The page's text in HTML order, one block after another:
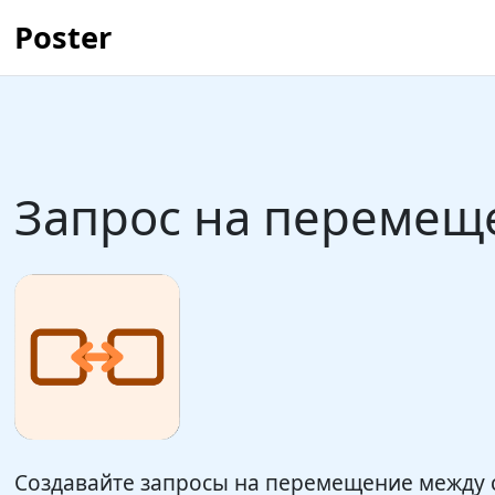
Poster
Запрос на
Создавайте запросы на перемещение между